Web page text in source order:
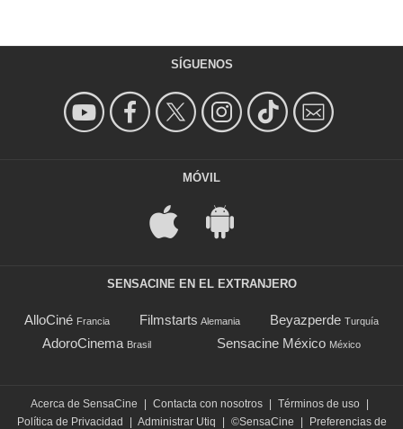
SÍGUENOS
MÓVIL
SENSACINE EN EL EXTRANJERO
AlloCiné Francia Filmstarts Alemania Beyazperde Turquía
AdoroCinema Brasil Sensacine México México
Acerca de SensaCine | Contacta con nosotros | Términos de uso |
Política de Privacidad
| Administrar Utiq | ©SensaCine | Preferencias de